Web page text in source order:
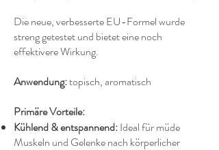
Die neue, verbesserte EU-Formel wurde
streng getestet und bietet eine noch
effektivere Wirkung.
Anwendung:topisch, aromatisch
Primäre Vorteile:
Kühlend & entspannend:Ideal für müde
Muskeln und Gelenke nach körperlicher